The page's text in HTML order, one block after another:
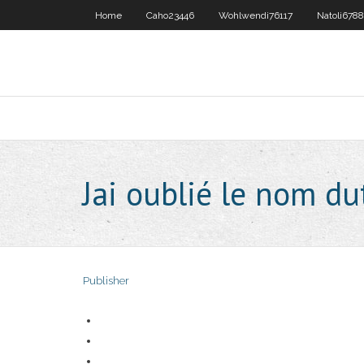
Home Caho23446 Wohlwendi76117
Jai oublié le nom
Publisher